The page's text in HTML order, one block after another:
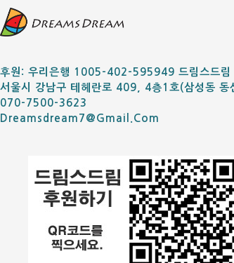
후원: 우리은행 1005-402-595949 드림스드림
서울시 강남구 테헤란로 409, 4층1호(삼성동 동
070-7500-3623
Dreamsdream7@gmail.com